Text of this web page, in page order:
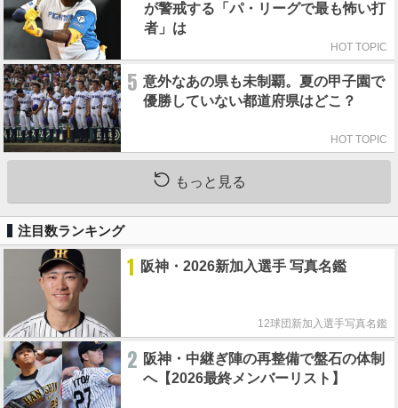
が警戒する「パ・リーグで最も怖い打
者」は
HOT TOPIC
5 意外なあの県も未制覇。夏の甲子園で
優勝していない都道府県はどこ？
HOT TOPIC
もっと見る
注目数ランキング
1 阪神・2026新加入選手 写真名鑑
12球団新加入選手写真名鑑
2 阪神・中継ぎ陣の再整備で盤石の体制
へ【2026最終メンバーリスト】